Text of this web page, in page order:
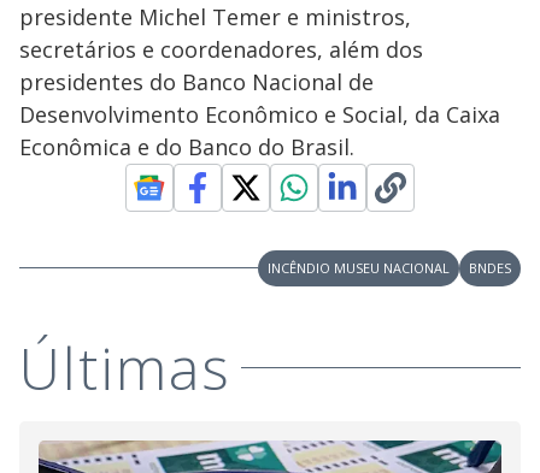
presidente Michel Temer e ministros,
secretários e coordenadores, além dos
presidentes do Banco Nacional de
Desenvolvimento Econômico e Social, da Caixa
Econômica e do Banco do Brasil.
INCÊNDIO MUSEU NACIONAL BNDES
Últimas